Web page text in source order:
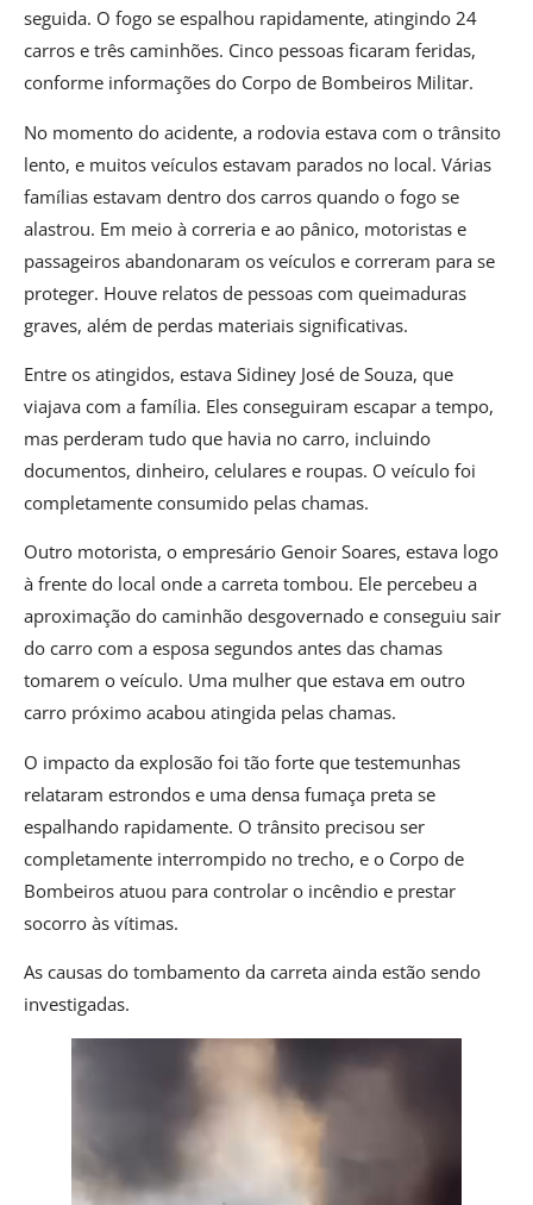
seguida. O fogo se espalhou rapidamente, atingindo 24
carros e três caminhões. Cinco pessoas ficaram feridas,
conforme informações do Corpo de Bombeiros Militar.
No momento do acidente, a rodovia estava com o trânsito
lento, e muitos veículos estavam parados no local. Várias
famílias estavam dentro dos carros quando o fogo se
alastrou. Em meio à correria e ao pânico, motoristas e
passageiros abandonaram os veículos e correram para se
proteger. Houve relatos de pessoas com queimaduras
graves, além de perdas materiais significativas.
Entre os atingidos, estava Sidiney José de Souza, que
viajava com a família. Eles conseguiram escapar a tempo,
mas perderam tudo que havia no carro, incluindo
documentos, dinheiro, celulares e roupas. O veículo foi
completamente consumido pelas chamas.
Outro motorista, o empresário Genoir Soares, estava logo
à frente do local onde a carreta tombou. Ele percebeu a
aproximação do caminhão desgovernado e conseguiu sair
do carro com a esposa segundos antes das chamas
tomarem o veículo. Uma mulher que estava em outro
carro próximo acabou atingida pelas chamas.
O impacto da explosão foi tão forte que testemunhas
relataram estrondos e uma densa fumaça preta se
espalhando rapidamente. O trânsito precisou ser
completamente interrompido no trecho, e o Corpo de
Bombeiros atuou para controlar o incêndio e prestar
socorro às vítimas.
As causas do tombamento da carreta ainda estão sendo
investigadas.